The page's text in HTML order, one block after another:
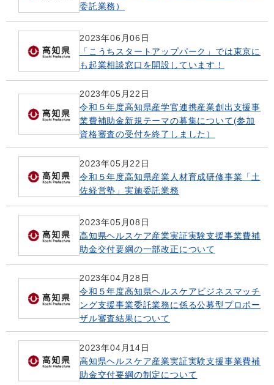
委託業務）
2023年06月06日
「こうちスタートアップパーク」では東京に
も起業相談窓口を開設しています！
2023年05月22日
令和５年度高知県産学官連携産業創出支援事
業費補助金新規テーマの募集について(参加
資格審査の受付を終了しました）
2023年05月22日
令和５年度高知県産業人材育成研修事業「土
佐経営塾」実施委託業務
2023年05月08日
高知県ヘルスケア産業実証実験支援事業費補
助金交付要綱の一部改正について
2023年04月28日
令和５年度高知県ヘルスケアビジネスマッチ
ング支援事業委託業務に係る公募型プロポー
ザル審査結果について
2023年04月14日
高知県ヘルスケア産業実証実験支援事業費補
助金交付要綱の制定について